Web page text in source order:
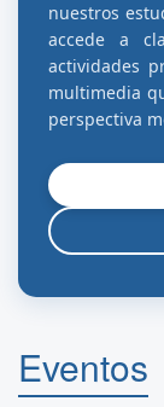
nuestros
accede a
actividades
multimedia
perspectiva
Eventos